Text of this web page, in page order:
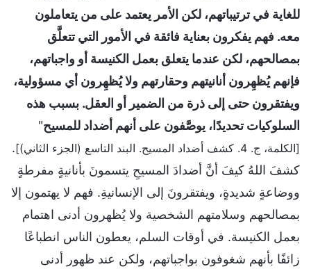
للغاية في ترتيباتهم، لكن الأمر يعتمد على من يتعاملون
معه. فهم يفكرون بعناية فائقة في الأمور التي تتعلَّق
بمصالحهم، لكن عندما يتعلق بعمل الكنيسة أو واجباتهم،
فإنهم يُظهِرون أنانيتهم وحقارتهم ولا يُظهِرون أي مسؤولية،
ويفتقرون حتى إلى ذرة من الضمير أو العقل. بسبب هذه
السلوكيات تحديدًا، يوصَّفون على أنهم أضداد للمسيح"
[الكلمة، ج. 4. كشف أضداد المسيح. البند التاسع (الجزء الثاني)]
.
كشفَ اللهُ كيفَ أنَّ أضدادَ المسيحِ يتسمونَ بأنانيةٍ مفرطةٍ
ووضاعةٍ شديدةٍ، ويفتقرونَ إلى الإنسانيةِ. فهم لا يهتمون إلا
بمصالحهم وسلامتهم الشخصية ولا يُظهرون أدنى اهتمام
بعمل الكنيسة. في أوقات السلم، يعطون الناس انطباعًا
زائفًا بأنهم شغوفون بواجباتهم، ولكن عند ظهور أدنى